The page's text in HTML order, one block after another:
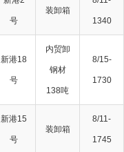
号
装卸箱
1340
新港18
号
内贸卸
钢材
138吨
8/15-
1730
新港15
号
装卸箱
8/11-
1745